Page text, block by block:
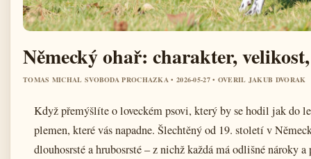
Německý ohař: charakter,
TOMAS MICHAL SVOBODA PROCHAZKA • 2026-05-27 • OVERIL JAKUB DVORAK
Když přemýšlíte o loveckém psovi, který by se hodil jak do
plemen, které vás napadne. Šlechtěný od 19. století v
dlouhosrsté a hrubosrsté – z nichž každá má odlišné nároky